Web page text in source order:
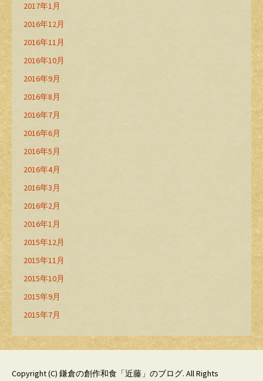
2017年1月
2016年12月
2016年11月
2016年10月
2016年9月
2016年8月
2016年7月
2016年6月
2016年5月
2016年4月
2016年3月
2016年2月
2016年1月
2015年12月
2015年11月
2015年10月
2015年9月
2015年7月
Copyright (C) 鎌倉の創作和食「近藤」のブログ. All Rights